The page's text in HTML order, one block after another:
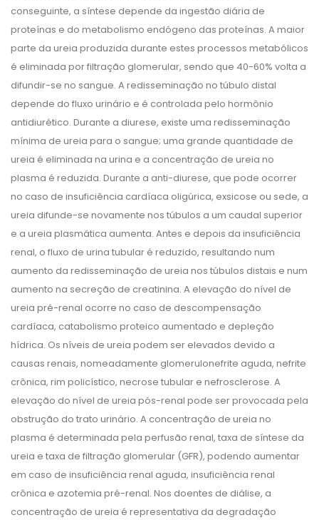
conseguinte, a síntese depende da ingestão diária de
proteínas e do metabolismo endógeno das proteínas. A maior
parte da ureia produzida durante estes processos metabólicos
é eliminada por filtração glomerular, sendo que 40-60% volta a
difundir-se no sangue. A redisseminação no túbulo distal
depende do fluxo urinário e é controlada pelo hormônio
antidiurético. Durante a diurese, existe uma redisseminação
mínima de ureia para o sangue; uma grande quantidade de
ureia é eliminada na urina e a concentração de ureia no
plasma é reduzida. Durante a anti-diurese, que pode ocorrer
no caso de insuficiência cardíaca oligúrica, exsicose ou sede, a
ureia difunde-se novamente nos túbulos a um caudal superior
e a ureia plasmática aumenta. Antes e depois da insuficiência
renal, o fluxo de urina tubular é reduzido, resultando num
aumento da redisseminação de ureia nos túbulos distais e num
aumento na secreção de creatinina. A elevação do nível de
ureia pré-renal ocorre no caso de descompensação
cardíaca, catabolismo proteico aumentado e depleção
hídrica. Os níveis de ureia podem ser elevados devido a
causas renais, nomeadamente glomerulonefrite aguda, nefrite
crônica, rim policístico, necrose tubular e nefrosclerose. A
elevação do nível de ureia pós-renal pode ser provocada pela
obstrução do trato urinário. A concentração de ureia no
plasma é determinada pela perfusão renal, taxa de síntese da
ureia e taxa de filtração glomerular (GFR), podendo aumentar
em caso de insuficiência renal aguda, insuficiência renal
crônica e azotemia pré-renal. Nos doentes de diálise, a
concentração de ureia é representativa da degradação